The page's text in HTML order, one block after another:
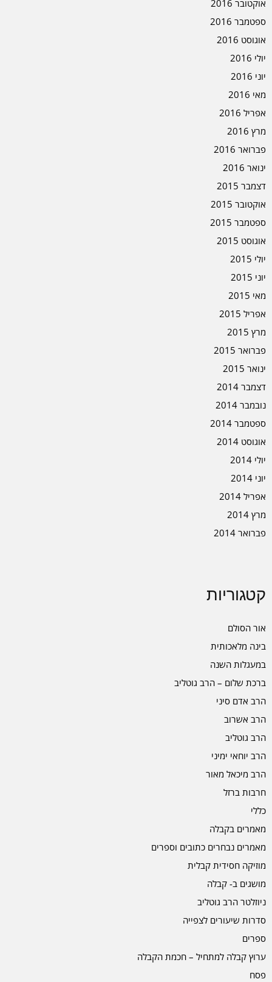
אוקטובר 2016
ספטמבר 2016
אוגוסט 2016
יולי 2016
יוני 2016
מאי 2016
אפריל 2016
מרץ 2016
פברואר 2016
ינואר 2016
דצמבר 2015
אוקטובר 2015
ספטמבר 2015
אוגוסט 2015
יולי 2015
יוני 2015
מאי 2015
אפריל 2015
מרץ 2015
פברואר 2015
ינואר 2015
דצמבר 2014
נובמבר 2014
ספטמבר 2014
אוגוסט 2014
יולי 2014
יוני 2014
אפריל 2014
מרץ 2014
פברואר 2014
קטגוריות
אור הסולם
בינה מלאכותית
במעגלות השנה
ברכת שלום – הרב גוטליב
הרב אדם סיני
הרב אשרוב
הרב גוטליב
הרב יוחאי ימיני
הרב מיכאל מאור
חרבות ברזל
כללי
מאמרים בקבלה
מאמרים נבחרים כתובים וספרים
מוזיקה חסידית קבלית
מושגים ב- קבלה
ניוזלטר הרב גוטליב
סדרות שיעורים לצפייה
ספרים
ערוץ קבלה למתחיל – חכמת הקבלה
פסח